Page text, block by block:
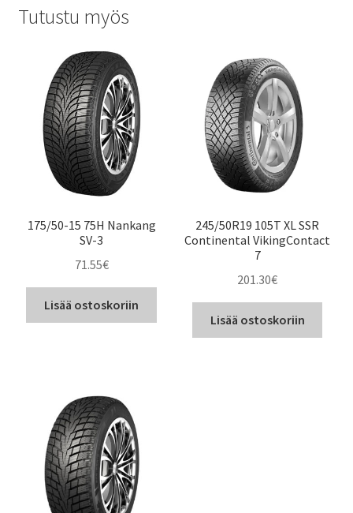
Tutustu myös
175/50-15 75H Nankang
SV-3
71.55€
Lisää ostoskoriin
245/50R19 105T XL SSR
Continental VikingContact
7
201.30€
Lisää ostoskoriin